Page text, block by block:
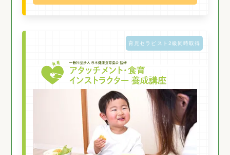
育児セラピスト2級同時取得